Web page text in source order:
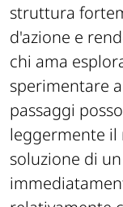
struttura
d'azione e
chi ama
sperimentare
passaggi
leggermente
soluzione di